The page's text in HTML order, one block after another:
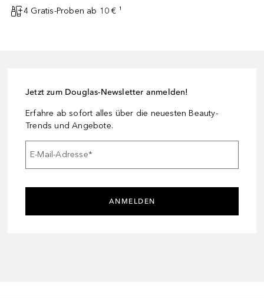
4 Gratis-Proben ab 10 € ¹
Jetzt zum Douglas-Newsletter anmelden!
Erfahre ab sofort alles über die neuesten Beauty-
Trends und Angebote.
E-Mail-Adresse*
ANMELDEN